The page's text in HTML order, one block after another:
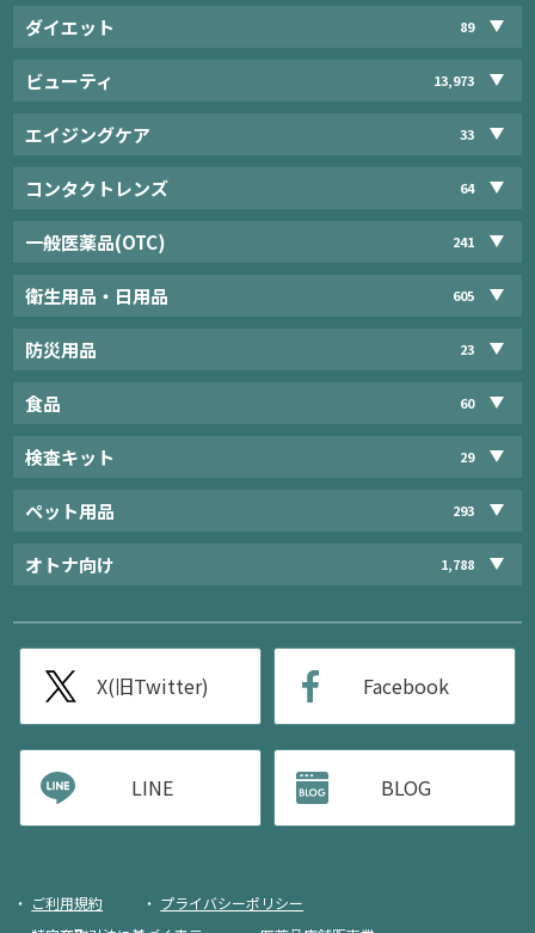
ダイエット 89
ビューティ 13,973
エイジングケア 33
コンタクトレンズ 64
一般医薬品(OTC) 241
衛生用品・日用品 605
防災用品 23
食品 60
検査キット 29
ペット用品 293
オトナ向け 1,788
X(旧Twitter) Facebook
LINE BLOG
ご利用規約
プライバシーポリシー